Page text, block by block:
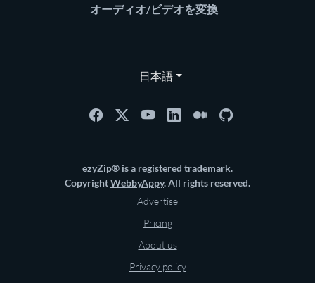
オーディオ/ビデオを変換
日本語
ezyZip® is a registered trademark.
CopyrightWebbyAppy. All rights reserved.
Advertise
Pricing
About us
Privacy policy